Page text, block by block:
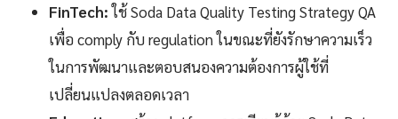
FinTech:ใช้ Soda Data Quality Testing Strategy QA
เพื่อ comply กับ regulation ในขณะที่ยังรักษาความเร็ว
ในการพัฒนาและตอบสนองความต้องการผู้ใช้ที่
เปลี่ยนแปลงตลอดเวลา